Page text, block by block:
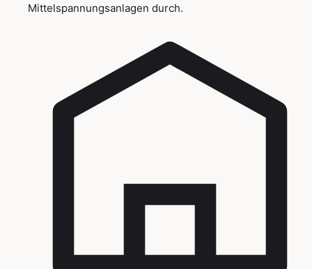
Mittelspannungsanlagen durch.